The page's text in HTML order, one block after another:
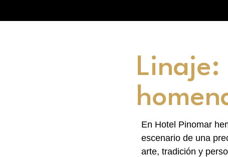
Linaje:
En Hotel Pinomar
escenario de una
arte, tradición y